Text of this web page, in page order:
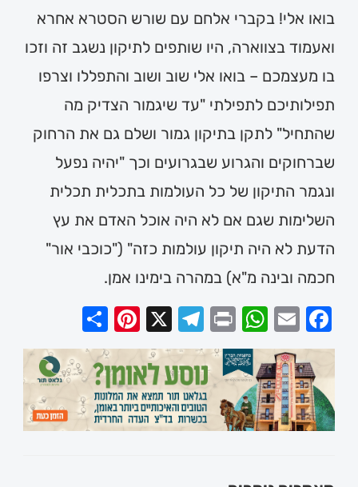
בואו אלי! בקברי אלחם עם שורש הסטרא אחרא
ואעמוד בצווארה, היו שותפים לתיקון נשגב זה וזכו
בו מעצמכם – בואו אלי שוב ושוב והתפללו וצרפו
תפילותיכם לתפילתי "עד שיגמור הצדיק מה
שהתחיל" לתקן בתיקון גמור ושלם גם את הרחוק
שברחוקים והגרוע שבגרועים וכך "יהיה נפעל
ונגמר התיקון של כל העולמות בתכלית תכלית
השלימות שגם אם לא היה אוכל האדם את עץ
הדעת לא היה תיקון עולמות כזה" ("כוכבי אור"
חכמה ובינה מ"א) במהרה בימינו אמן.
Facebook
Email
WhatsApp
Print
Telegram
Pinterest
×